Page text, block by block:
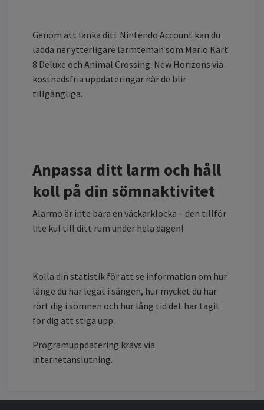
Genom att länka ditt Nintendo Account kan du
ladda ner ytterligare larmteman som Mario Kart
8 Deluxe och Animal Crossing: New Horizons via
kostnadsfria uppdateringar när de blir
tillgängliga.
Anpassa ditt larm och håll
koll på din sömnaktivitet
Alarmo är inte bara en väckarklocka – den tillför
lite kul till ditt rum under hela dagen!
Kolla din statistik för att se information om hur
länge du har legat i sängen, hur mycket du har
rört dig i sömnen och hur lång tid det har tagit
för dig att stiga upp.
Programuppdatering krävs via
internetanslutning.